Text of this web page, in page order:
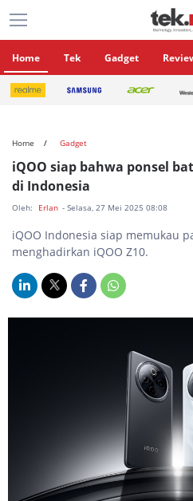
Home Tek Gadget
Home Gadget
iQOO siap bahwa ponsel
di Indonesia
Oleh: Erlan - Selasa, 27 Mei 2025 08:08
iQOO Indonesia siap memukau
menghadirkan iQOO Z10.